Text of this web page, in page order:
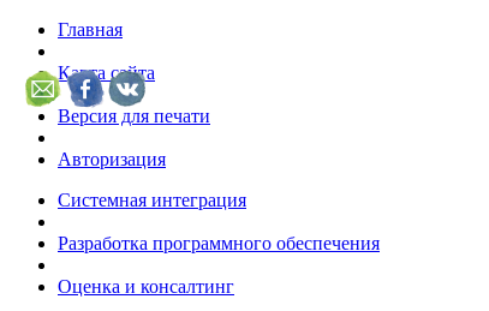
Главная
Карта сайта
Версия для печати
Авторизация
Системная интеграция
Разработка программного обеспечения
Оценка и консалтинг